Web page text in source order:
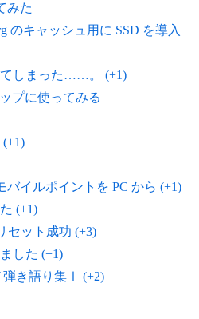
みた
のキャッシュ用に SSD を導入
てしまった……。 (+1)
プに使ってみる
バイルポイントを PC から (+1)
(+1)
セット成功 (+3)
した (+1)
弾き語り集Ⅰ (+2)